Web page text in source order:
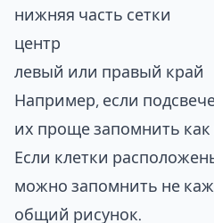
нижняя часть сетки
центр
левый или правый край
Например, если
их проще запомнить
Если клетки
можно запомнить не
общий рисунок.